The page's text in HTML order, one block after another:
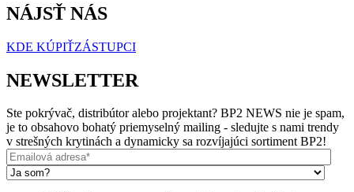
NÁJSŤ NÁS
KDE KÚPIŤZÁSTUPCI
NEWSLETTER
Ste pokrývač, distribútor alebo projektant? BP2 NEWS nie je spam,
je to obsahovo bohatý priemyselný mailing - sledujte s nami trendy
v strešných krytinách a dynamicky sa rozvíjajúci sortiment BP2!